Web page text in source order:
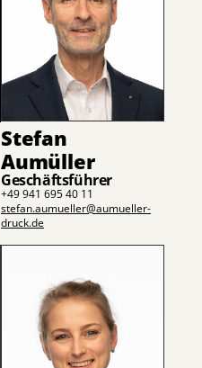
Stefan
Aumüller
Geschäftsführer
+49 941 695 40 11
stefan.aumueller@aumueller-
druck.de